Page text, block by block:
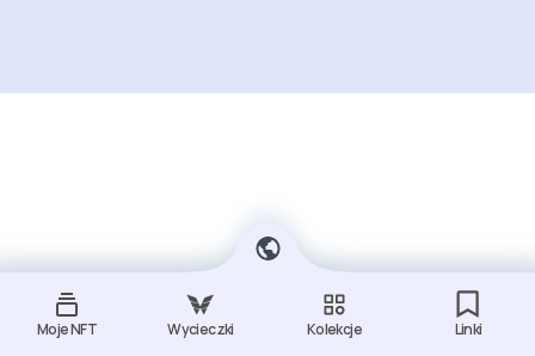
Moje NFT Wycieczki Kolekcje Linki